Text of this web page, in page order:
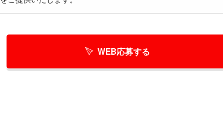
WEB応募する